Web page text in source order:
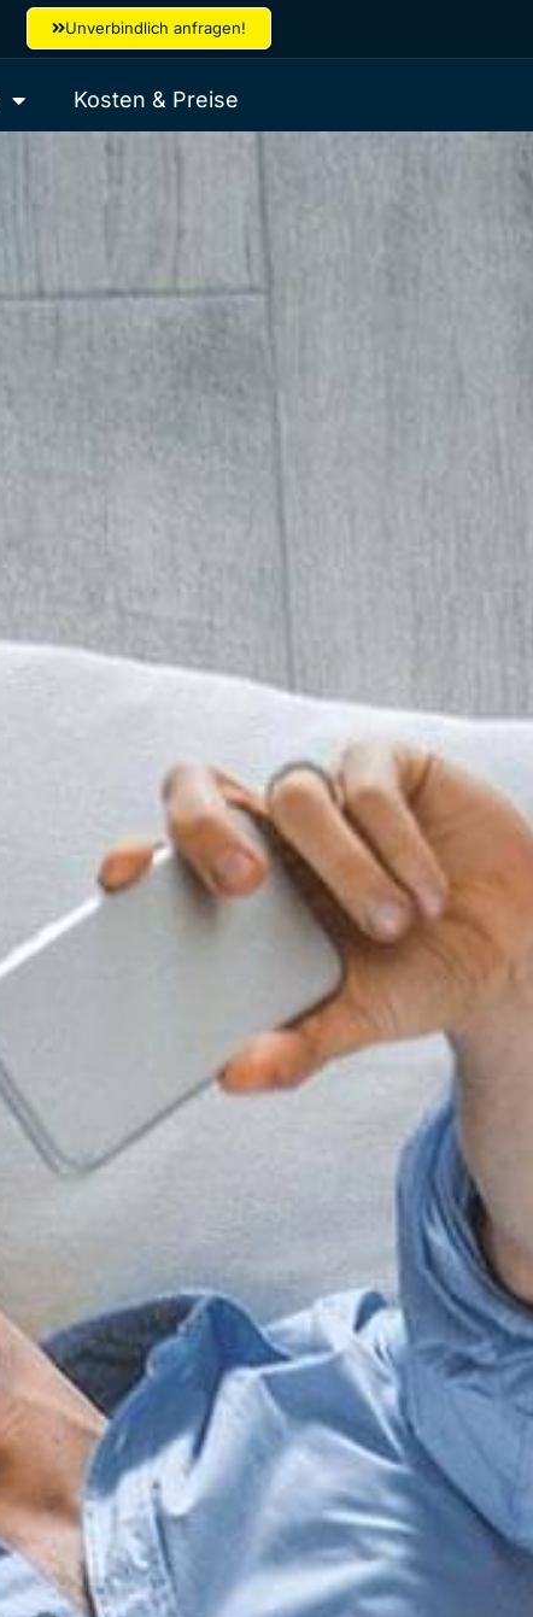
Unverbindlich anfragen!
Kosten & Preise